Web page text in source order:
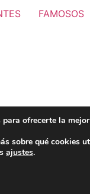
FAMOSOS
ofrecerte la
sobre qué cookies
ajustes.